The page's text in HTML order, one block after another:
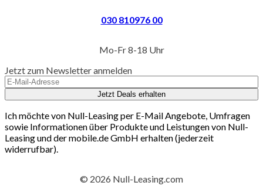
030 810976 00
Mo-Fr 8-18 Uhr
Jetzt zum Newsletter anmelden
Jetzt Deals erhalten
Ich möchte von Null-Leasing per E-Mail Angebote, Umfragen
sowie Informationen über Produkte und Leistungen von Null-
Leasing und der mobile.de GmbH erhalten (jederzeit
widerrufbar).
© 2026 Null-Leasing.com